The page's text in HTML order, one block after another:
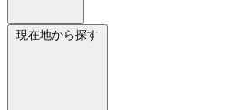
現在地から探す